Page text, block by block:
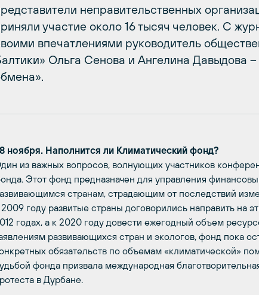
неправительственных
участие около 16 тысяч человек. С
впечатлениями руководитель
Ольга Сенова и Ангелина Давыдова
ноября. Наполнится ли Климатический фонд?
из важных вопросов, волнующих участников
Этот фонд предназначен для управления
странам, страдающим от последствий
2009 году развитые страны договорились направить на
годах, а к 2020 году довести ежегодный объем
развивающихся стран и экологов, фонд пока
обязательств по объемам «климатической»
фонда призвала международная
в Дурбане.